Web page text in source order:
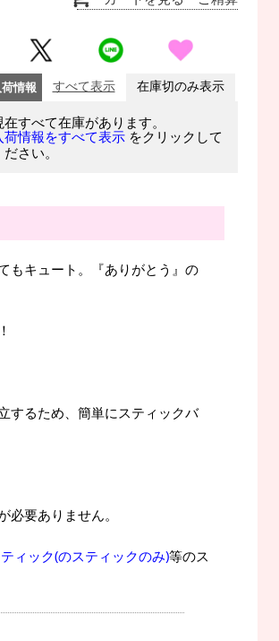
情報 すべて表示 在庫切のみ表示
在すべて在庫があります。
荷情報をすべて表示 をクリックして
さい。
もキュート。『ありがとう』の
するため、簡単にスティックバ
要ありません。
ィック(のスティックのみ)等のス